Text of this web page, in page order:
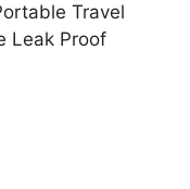
Travel
Leak Proof